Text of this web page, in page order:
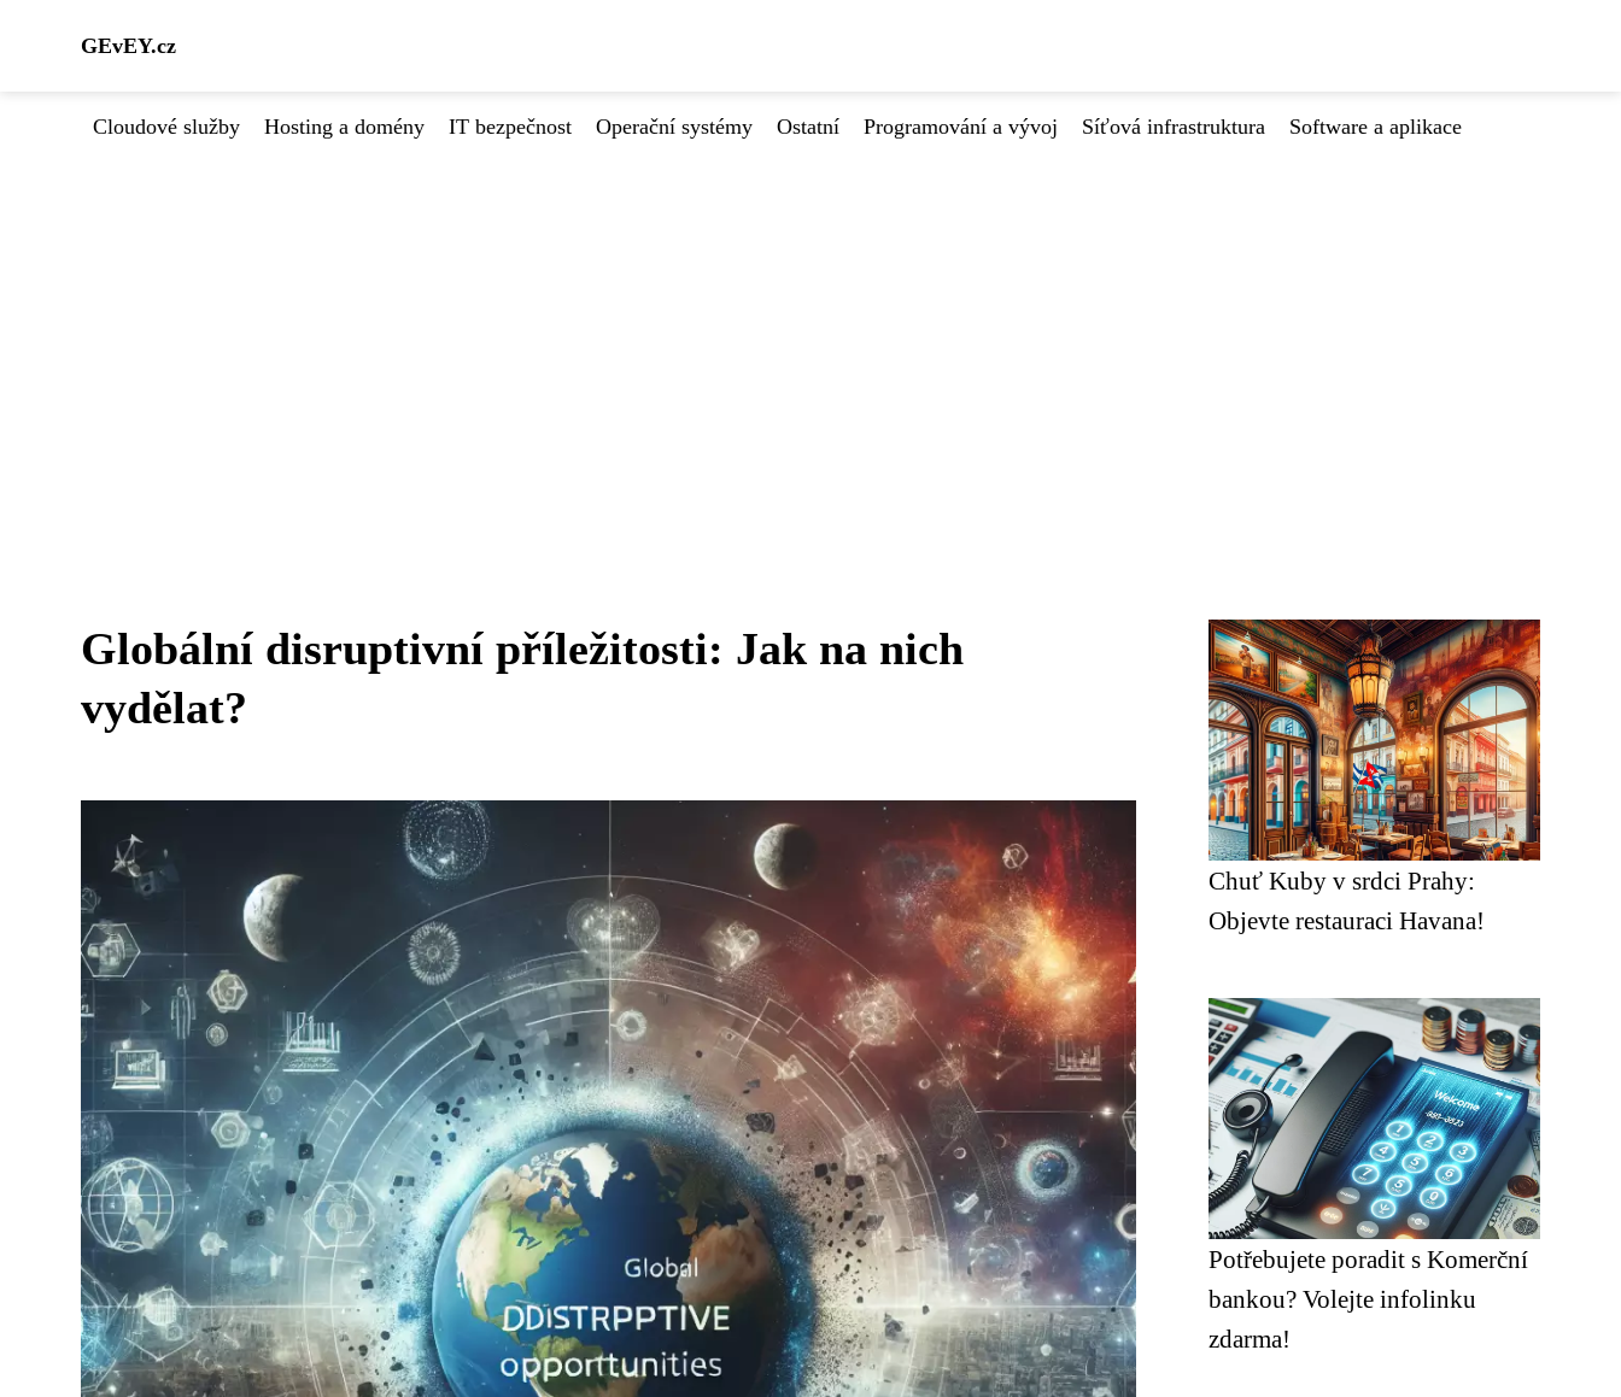
GEvEY.cz
Cloudové služby Hosting a domény IT bezpečnost Operační systémy Ostatní Programování a vývoj Síťová infrastruktura Software a aplikace
Globální disruptivní příležitosti: Jak na nich
vydělat?
Chuť Kuby v srdci Prahy:
Objevte restauraci Havana!
Potřebujete poradit s Komerční
bankou? Volejte infolinku
zdarma!